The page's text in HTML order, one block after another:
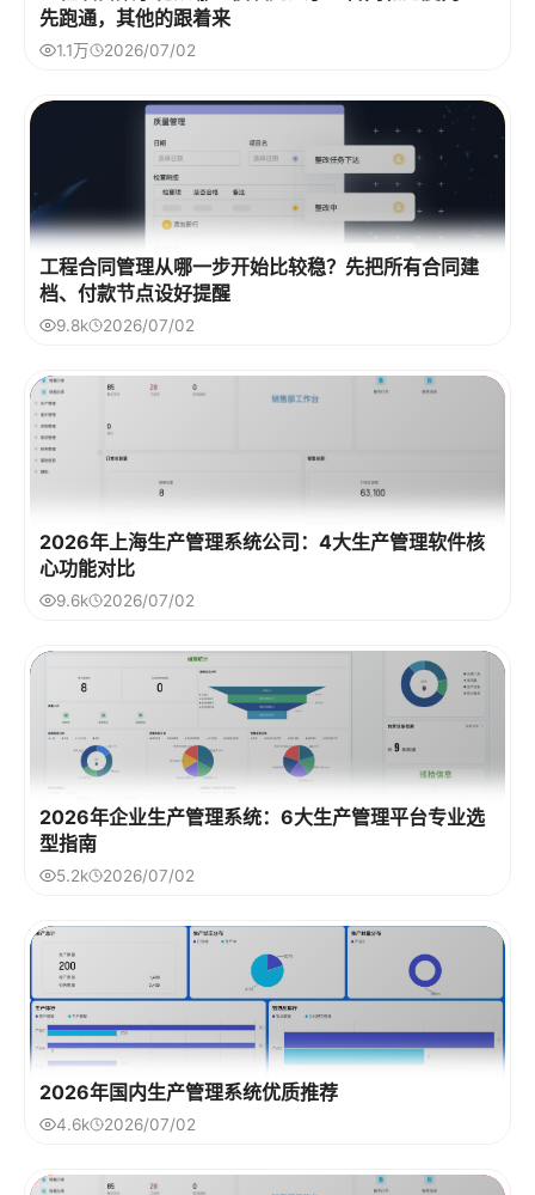
先跑通，其他的跟着来
1.1万 2026/07/02
工程合同管理从哪一步开始比较稳？先把所有合同建
档、付款节点设好提醒
9.8k 2026/07/02
2026年上海生产管理系统公司：4大生产管理软件核
心功能对比
9.6k 2026/07/02
2026年企业生产管理系统：6大生产管理平台专业选
型指南
5.2k 2026/07/02
2026年国内生产管理系统优质推荐
4.6k 2026/07/02